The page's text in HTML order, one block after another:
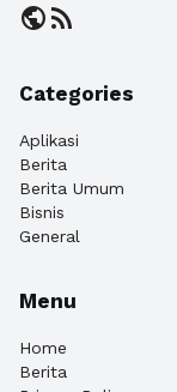
publicrss_feed
Categories
Aplikasi
Berita
Berita Umum
Bisnis
General
Menu
Home
Berita